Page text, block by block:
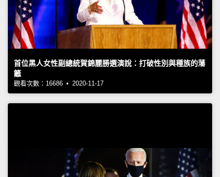
首位黑人女性副總統賀錦麗勝選演說：打破性別與種族的藩
籬
觀看次數：16686 • 2020-11-17